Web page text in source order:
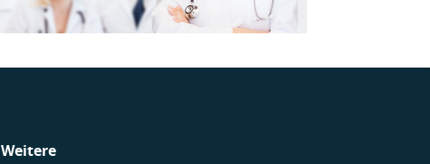
Weitere